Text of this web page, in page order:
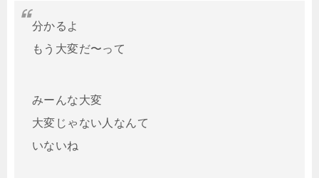
分かるよ
もう大変だ〜って
みーんな大変
大変じゃない人なんて
いないね